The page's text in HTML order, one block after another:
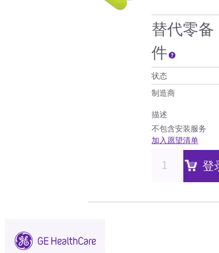
替代零备
件
状态
制造商
描述
不包含安装服务
加入愿望清单
登